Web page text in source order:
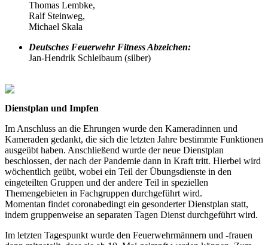
Thomas Lembke,
Ralf Steinweg,
Michael Skala
Deutsches Feuerwehr Fitness Abzeichen:
Jan-Hendrik Schleibaum (silber)
Dienstplan und Impfen
Im Anschluss an die Ehrungen wurde den Kameradinnen und
Kameraden gedankt, die sich die letzten Jahre bestimmte Funktionen
ausgeübt haben. Anschließend wurde der neue Dienstplan
beschlossen, der nach der Pandemie dann in Kraft tritt. Hierbei wird
wöchentlich geübt, wobei ein Teil der Übungsdienste in den
eingeteilten Gruppen und der andere Teil in speziellen
Themengebieten in Fachgruppen durchgeführt wird.
Momentan findet coronabedingt ein gesonderter Dienstplan statt,
indem gruppenweise an separaten Tagen Dienst durchgeführt wird.
Im letzten Tagespunkt wurde den Feuerwehrmännern und -frauen